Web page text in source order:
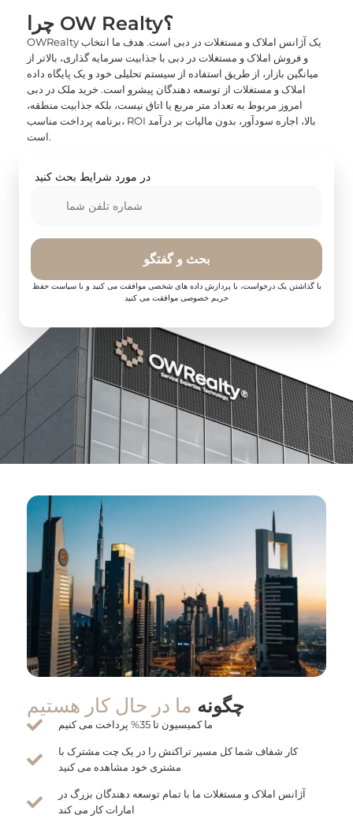
چرا OW Realty؟
OWRealty یک آژانس املاک و مستغلات در دبی است. هدف ما انتخاب
و فروش املاک و مستغلات در دبی با جذابیت سرمایه گذاری، بالاتر از
میانگین بازار، از طریق استفاده از سیستم تحلیلی خود و یک پایگاه داده
املاک و مستغلات از توسعه دهندگان پیشرو است. خرید ملک در دبی
امروز مربوط به تعداد متر مربع یا اتاق نیست، بلکه جذابیت منطقه،
برنامه پرداخت مناسب، ROI بالا، اجاره سودآور، بدون مالیات بر درآمد
است.
در مورد شرایط بحث کنید
بحث و گفتگو
با گذاشتن یک درخواست، با پردازش داده های شخصی موافقت می کنید و با سیاست حفظ
حریم خصوصی موافقت می کنید
چگونه ما در حال کار هستیم
ما کمیسیون تا 35% پرداخت می کنیم
کار شفاف شما کل مسیر تراکنش را در یک چت مشترک با
مشتری خود مشاهده می کنید
آژانس املاک و مستغلات ما با تمام توسعه دهندگان بزرگ در
امارات کار می کند